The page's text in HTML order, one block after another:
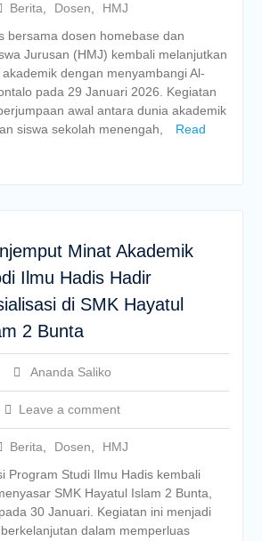
Berita Dosen
HMJ
bersama dosen homebase dan
Jurusan (HMJ) kembali melanjutkan
dengan menyambangi Al-
pada 29 Januari 2026. Kegiatan
awal antara dunia akademik
siswa sekolah menengah,
Read
Minat Akademik
Ilmu Hadis Hadir
di SMK Hayatul
2 Bunta
Ananda Saliko
Leave a comment
Berita Dosen
HMJ
Program Studi Ilmu Hadis kembali
SMK Hayatul Islam 2 Bunta,
30 Januari. Kegiatan ini menjadi
dalam memperluas